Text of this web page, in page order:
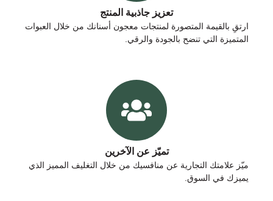
تعزيز جاذبية المنتج
ارتقِ بالقيمة المتصورة لمنتجات معجون أسنانك من خلال العبوات
المتميزة التي تنضح بالجودة والرقي.
تميّز عن الآخرين
ميّز علامتك التجارية عن منافسيك من خلال التغليف المميز الذي
يميزك في السوق.